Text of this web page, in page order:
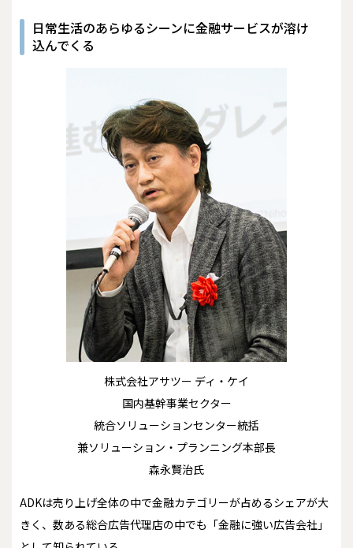
日常生活のあらゆるシーンに金融サービスが溶け
込んでくる
株式会社アサツー ディ・ケイ
国内基幹事業セクター
統合ソリューションセンター統括
兼ソリューション・プランニング本部長
森永賢治氏
ADKは売り上げ全体の中で金融カテゴリーが占めるシェアが大
きく、数ある総合広告代理店の中でも「金融に強い広告会社」